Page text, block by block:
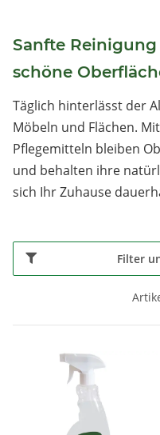
Sanfte
schöne
Täglich hinterlässt der
Möbeln und Flächen.
Pflegemitteln bleiben
und behalten ihre
sich Ihr Zuhause
Filter